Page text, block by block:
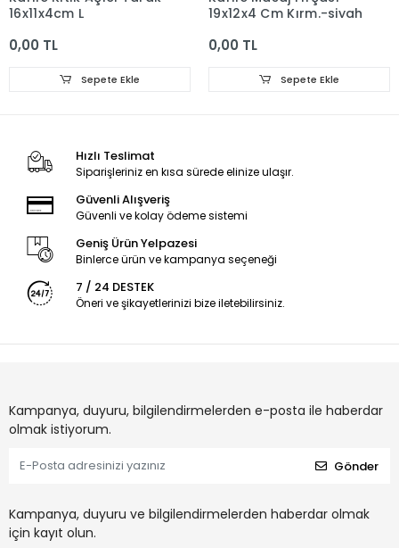
16x11x4cm L
0,00 TL
Sepete Ekle
19x12x4 Cm Kırm.-siyah
0,00 TL
Sepete Ekle
Hızlı Teslimat
Siparişleriniz en kısa sürede elinize ulaşır.
Güvenli Alışveriş
Güvenli ve kolay ödeme sistemi
Geniş Ürün Yelpazesi
Binlerce ürün ve kampanya seçeneği
7 / 24 DESTEK
Öneri ve şikayetlerinizi bize iletebilirsiniz.
Kampanya, duyuru, bilgilendirmelerden e-posta ile haberdar
olmak istiyorum.
Gönder
Kampanya, duyuru ve bilgilendirmelerden haberdar olmak
için kayıt olun.